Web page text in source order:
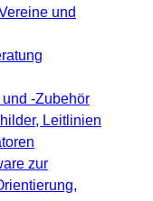
und
-Zubehör
Leitlinien
zur